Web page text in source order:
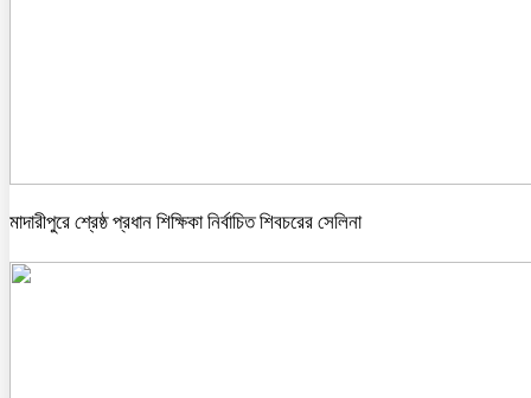
মাদারীপুরে শ্রেষ্ঠ প্রধান শিক্ষিকা নির্বাচিত শিবচরের সেলিনা